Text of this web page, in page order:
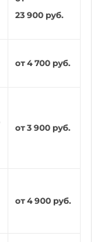
23 900 руб.
от 4 700 руб.
от 3 900 руб.
от 4 900 руб.